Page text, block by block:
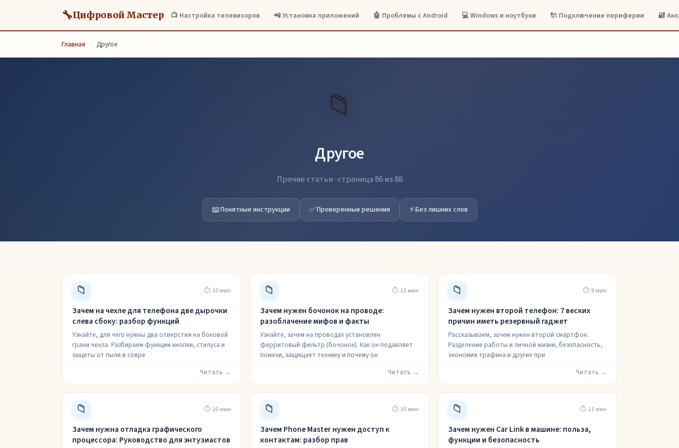
🔧Цифровой Мастер 📺 Настройка телевизоров 📲 Установка приложений 🤖 Проблемы с Android 💻 Windows и ноутбуки 🔌 Подключение периферии 🔐
Главная › Другое
📁
Другое
Прочие статьи · страница 86 из 88
📖Понятные инструкции ✅Проверенные решения ⚡Без лишних слов
📁 ⏱ 10 мин
Зачем на чехле для телефона две дырочки
слева сбоку: разбор функций
Узнайте, для чего нужны два отверстия на боковой
грани чехла. Разбираем функции кнопки, стилуса и
защиты от пыли в совре
Читать →
📁 ⏱ 13 мин
Зачем нужен бочонок на проводе:
разоблачение мифов и факты
Узнайте, зачем на проводах установлен
ферритовый фильтр (бочонок). Как он подавляет
помехи, защищает технику и почему он
Читать →
📁 ⏱ 9 мин
Зачем нужен второй телефон: 7 веских
причин иметь резервный гаджет
Рассказываем, зачем нужен второй смартфон.
Разделение работы и личной жизни, безопасность,
экономия трафика и другие при
Читать →
📁 ⏱ 10 мин
Зачем нужна отладка графического
процессора: Руководство для энтузиастов
📁 ⏱ 10 мин
Зачем Phone Master нужен доступ к
контактам: разбор прав
📁 ⏱ 11 мин
Зачем нужен Car Link в машине: польза,
функции и безопасность